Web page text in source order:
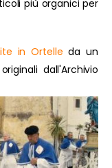
più organici per
in Ortelle da un
dall'Archivio